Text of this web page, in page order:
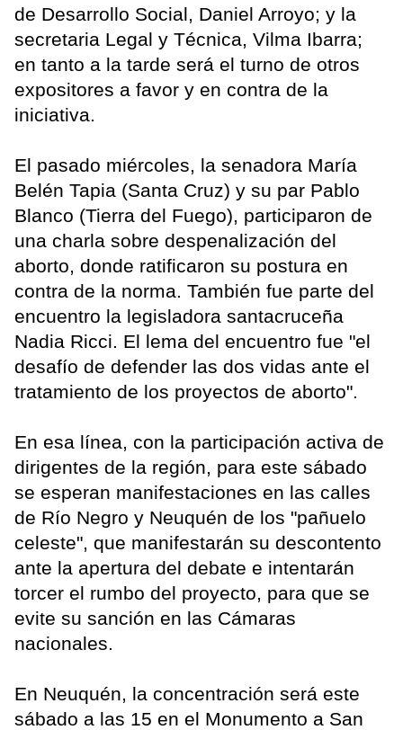
de Desarrollo Social, Daniel Arroyo; y la
secretaria Legal y Técnica, Vilma Ibarra;
en tanto a la tarde será el turno de otros
expositores a favor y en contra de la
iniciativa.
El pasado miércoles, la senadora María
Belén Tapia (Santa Cruz) y su par Pablo
Blanco (Tierra del Fuego), participaron de
una charla sobre despenalización del
aborto, donde ratificaron su postura en
contra de la norma. También fue parte del
encuentro la legisladora santacruceña
Nadia Ricci. El lema del encuentro fue "el
desafío de defender las dos vidas ante el
tratamiento de los proyectos de aborto".
En esa línea, con la participación activa de
dirigentes de la región, para este sábado
se esperan manifestaciones en las calles
de Río Negro y Neuquén de los "pañuelo
celeste", que manifestarán su descontento
ante la apertura del debate e intentarán
torcer el rumbo del proyecto, para que se
evite su sanción en las Cámaras
nacionales.
En Neuquén, la concentración será este
sábado a las 15 en el Monumento a San